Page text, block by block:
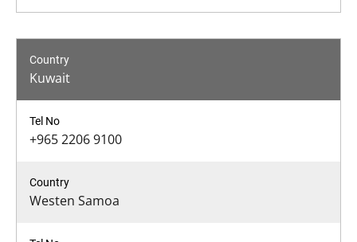
Kuwait
+965 2206 9100
Westen Samoa